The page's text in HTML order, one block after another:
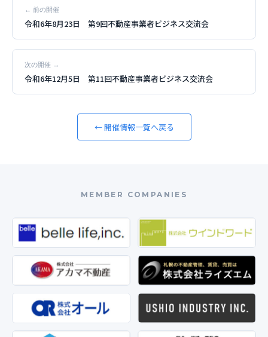
← 前の開催
令和6年8月23日 第9回不動産事業者ビジネス交流会
次の開催 →
令和6年12月5日 第11回不動産事業者ビジネス交流会
← 開催情報一覧へ戻る
MEMBER COMPANIES